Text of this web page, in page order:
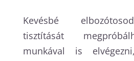
Kevésbé
tisztítását
munkával is